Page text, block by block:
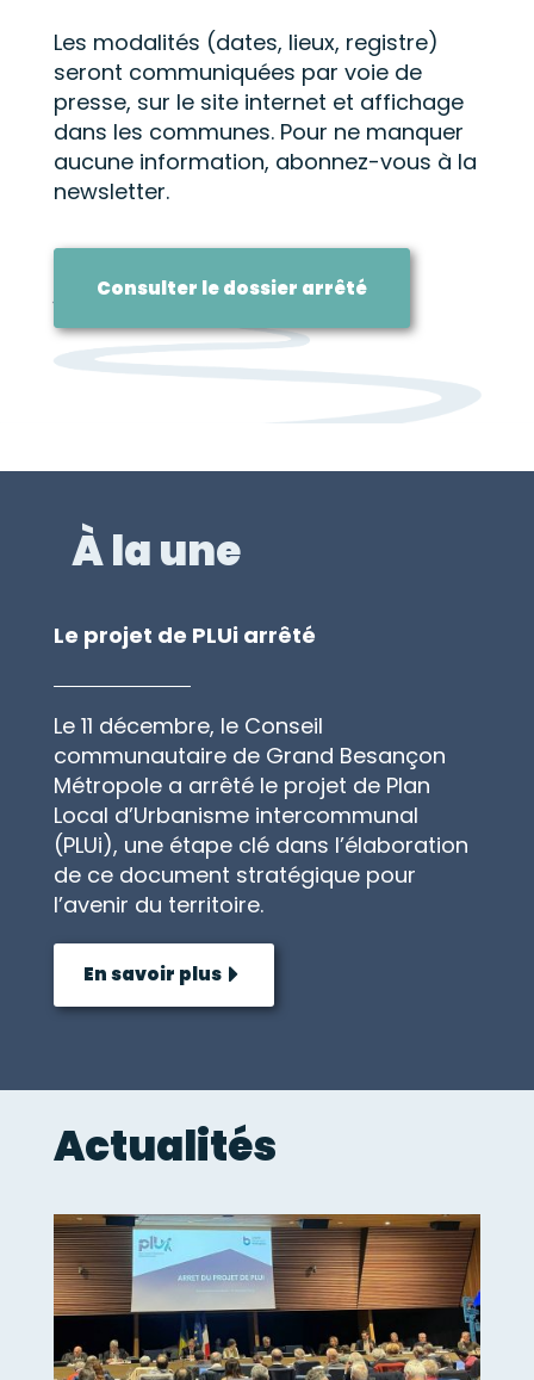
Les modalités (dates, lieux, registre)
seront communiquées par voie de
presse, sur le site internet et affichage
dans les communes. Pour ne manquer
aucune information, abonnez-vous à la
newsletter.
Consulter le dossier arrêté
À la une
Le projet de PLUi arrêté
Le 11 décembre, le Conseil
communautaire de Grand Besançon
Métropole a arrêté le projet de Plan
Local d’Urbanisme intercommunal
(PLUi), une étape clé dans l’élaboration
de ce document stratégique pour
l’avenir du territoire.
En savoir plus
Actualités